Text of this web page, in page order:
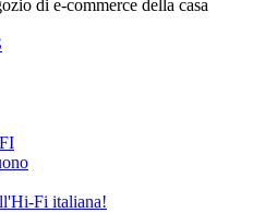
di e-commerce della casa
Fi italiana!